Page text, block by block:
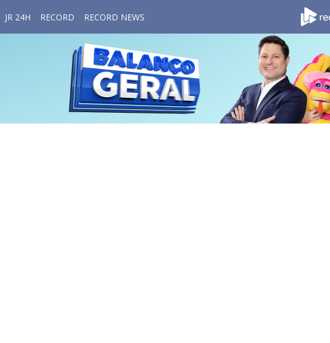
JR 24H RECORD RECORD NEWS